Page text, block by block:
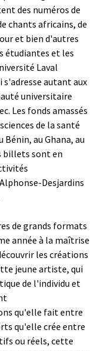
des numéros de
chants africains, de
et bien d'autres
étudiantes et les
Laval
autant aux
universitaire
Les fonds amassés
de la santé
au Ghana, au
billets sont en
Desjardins
de grands formats
année à la maîtrise
les créations
jeune artiste, qui
de l'individu et
qu'elle fait entre
qu'elle crée entre
ou réels, cette